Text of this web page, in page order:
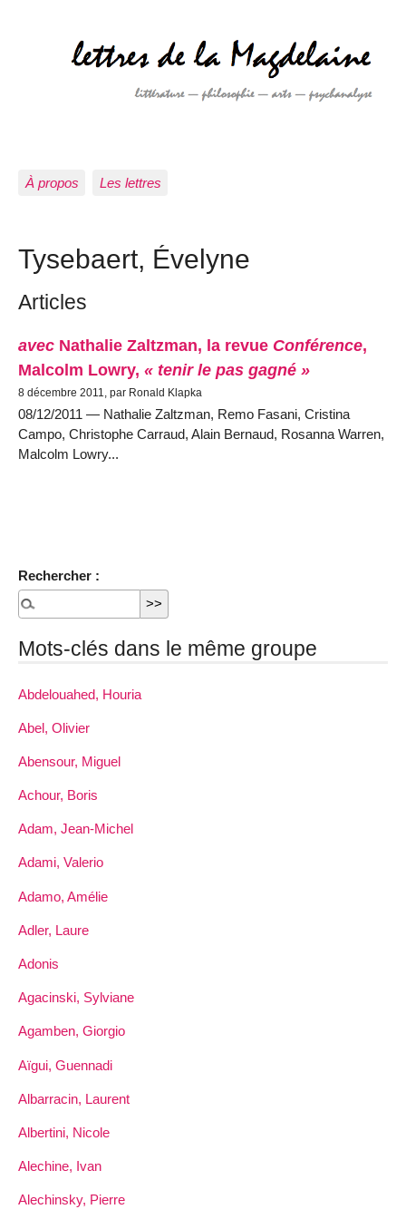
À propos Les lettres
Tysebaert, Évelyne
Articles
avec Nathalie Zaltzman, la revue Conférence,
Malcolm Lowry, « tenir le pas gagné »
8 décembre 2011, par Ronald Klapka
08/12/2011 — Nathalie Zaltzman, Remo Fasani, Cristina
Campo, Christophe Carraud, Alain Bernaud, Rosanna Warren,
Malcolm Lowry...
Rechercher :
Mots-clés dans le même groupe
Abdelouahed, Houria
Abel, Olivier
Abensour, Miguel
Achour, Boris
Adam, Jean-Michel
Adami, Valerio
Adamo, Amélie
Adler, Laure
Adonis
Agacinski, Sylviane
Agamben, Giorgio
Aïgui, Guennadi
Albarracin, Laurent
Albertini, Nicole
Alechine, Ivan
Alechinsky, Pierre